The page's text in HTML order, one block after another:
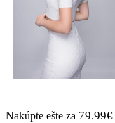
Nakúpte ešte za 79.99€